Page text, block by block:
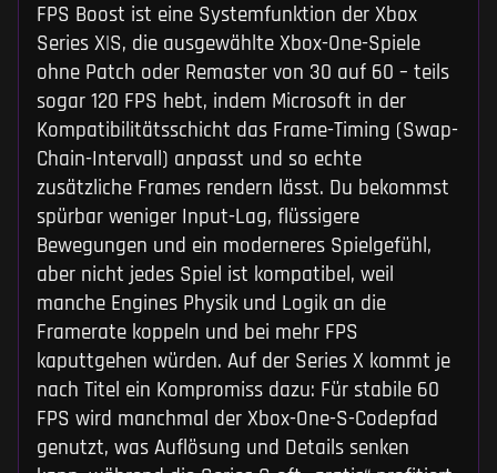
FPS Boost ist eine Systemfunktion der Xbox
Series X|S, die ausgewählte Xbox-One-Spiele
ohne Patch oder Remaster von 30 auf 60 – teils
sogar 120 FPS hebt, indem Microsoft in der
Kompatibilitätsschicht das Frame-Timing (Swap-
Chain-Intervall) anpasst und so echte
zusätzliche Frames rendern lässt. Du bekommst
spürbar weniger Input-Lag, flüssigere
Bewegungen und ein moderneres Spielgefühl,
aber nicht jedes Spiel ist kompatibel, weil
manche Engines Physik und Logik an die
Framerate koppeln und bei mehr FPS
kaputtgehen würden. Auf der Series X kommt je
nach Titel ein Kompromiss dazu: Für stabile 60
FPS wird manchmal der Xbox-One-S-Codepfad
genutzt, was Auflösung und Details senken